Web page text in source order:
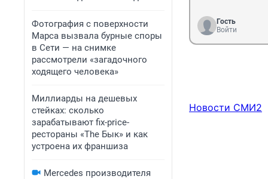
Фотография с поверхности
Марса вызвала бурные споры
в Сети — на снимке
рассмотрели «загадочного
ходящего человека»
Миллиарды на дешевых
стейках: сколько
зарабатывают fix-price-
рестораны «The Бык» и как
устроена их франшиза
Mercedes производителя
Гость
Войти
Новости СМИ2